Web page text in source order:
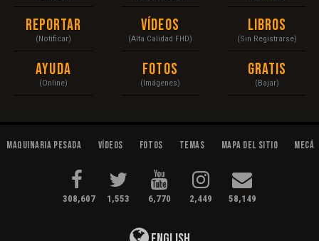
Reportar
(Notificar)
Ayuda
(Online)
Vídeos
(Alta Calidad FHD)
Fotos
(Imágenes)
Libros
(Sin Registrarse)
Gratis
(Bajar)
Maquinaria Pesada Vídeos Fotos Temas Mapa del Sitio
308,607 1,553 6,770 2,449 58,149